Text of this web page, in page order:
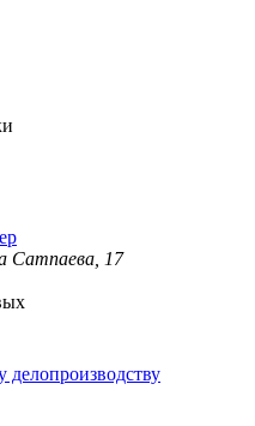
Сатпаева, 17